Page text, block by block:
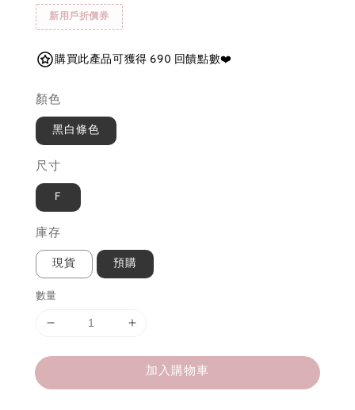
新用戶折價券
購買此產品可獲得 690 回饋點數❤️
顏色
黑白條色
尺寸
Ｆ
庫存
現貨 預購
數量
加入購物車